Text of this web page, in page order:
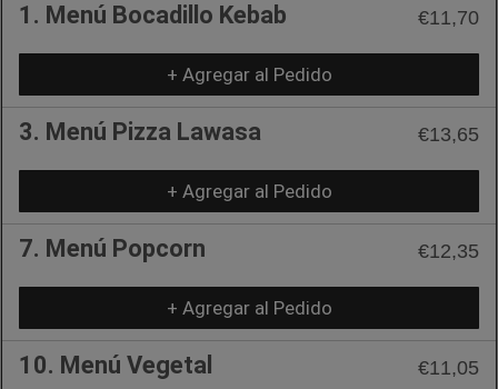
1. Menú Bocadillo Kebab €11,70
+ Agregar al Pedido
3. Menú Pizza Lawasa €13,65
+ Agregar al Pedido
7. Menú Popcorn €12,35
+ Agregar al Pedido
10. Menú Vegetal €11,05